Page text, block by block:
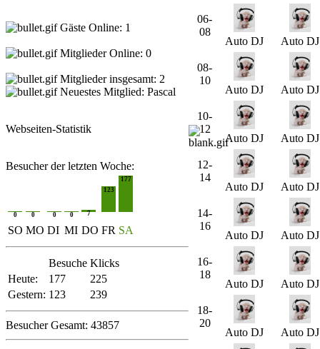
Gäste Online: 1
Mitglieder Online: 0
Mitglieder insgesamt: 2
Neuestes Mitglied: Pascal
Webseiten-Statistik
Besucher der letzten Woche:
0 0 0 0 7
123
177
SO MO DI MI DO FR SA
Besuche Klicks
Heute:
177
225
Gestern: 123 239
Besucher Gesamt: 43857
06-
08
Auto DJ Auto DJ
08-
10
Auto DJ Auto DJ
10-
12
Auto DJ Auto DJ
12-
14
Auto DJ Auto DJ
14-
16
Auto DJ Auto DJ
16-
18
Auto DJ Auto DJ
18-
20
Auto DJ Auto DJ